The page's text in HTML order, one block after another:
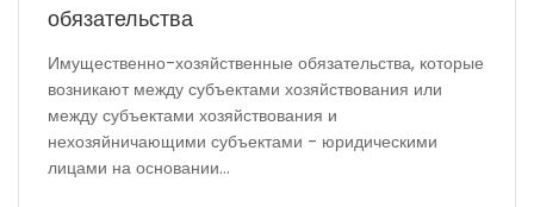
обязательства
Имущественно-хозяйственные обязательства, которые
возникают между субъектами хозяйствования или
между субъектами хозяйствования и
нехозяйничающими субъектами - юридическими
лицами на основании...